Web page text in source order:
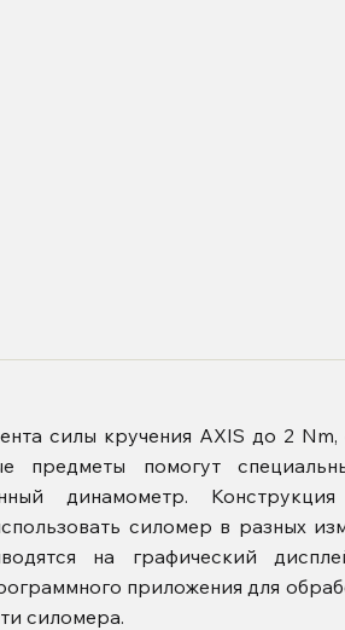
силы кручения АXIS до 2 Nm,
предметы помогут
динамометр. Конструкция
силомер в разных
на графический
приложения для
силомера.